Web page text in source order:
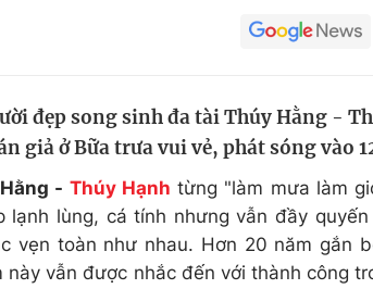
sống
Tuyển sinh
đẹp song sinh đa tài Thúy Hằng -
giả ở Bữa trưa vui vẻ, phát sóng vào
- Thúy Hạnh từng "làm mưa làm
lạnh lùng, cá tính nhưng vẫn đầy
vẹn toàn như nhau. Hơn 20 năm gắn
này vẫn được nhắc đến với thành công